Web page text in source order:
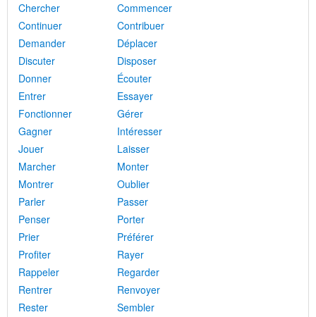
Chercher
Commencer
Continuer
Contribuer
Demander
Déplacer
Discuter
Disposer
Donner
Écouter
Entrer
Essayer
Fonctionner
Gérer
Gagner
Intéresser
Jouer
Laisser
Marcher
Monter
Montrer
Oublier
Parler
Passer
Penser
Porter
Prier
Préférer
Profiter
Rayer
Rappeler
Regarder
Rentrer
Renvoyer
Rester
Sembler